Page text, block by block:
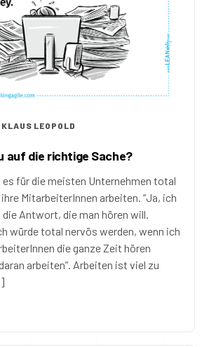
LEOPOLD
auf die richtige Sache?
es für die meisten Unternehmen total
MitarbeiterInnen arbeiten. “Ja, ich
die Antwort, die man hören will.
würde total nervös werden, wenn ich
die ganze Zeit hören
arbeiten”. Arbeiten ist viel zu